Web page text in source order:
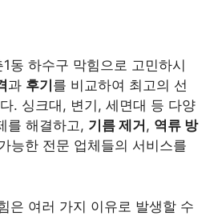
동 하수구 막힘으로 고민하시
과 후기 를 비교하여 최고의 선
. 싱크대, 변기, 세면대 등 다양
를 해결하고, 기름 제거 , 역류 방
능한 전문 업체들의 서비스를
은 여러 가지 이유로 발생할 수